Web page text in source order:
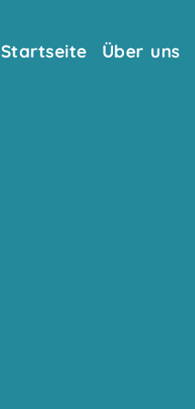
Startseite Über uns